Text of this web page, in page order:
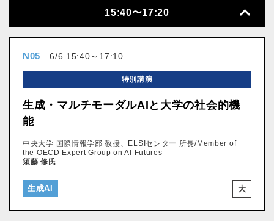
15:40〜17:20
N05 6/6 15:40～17:10
特別講演
生成・マルチモーダルAIと大学の社会的機
能
中央大学 国際情報学部 教授、ELSIセンター 所長/Member of
the OECD Expert Group on AI Futures
須藤 修氏
生成AI 大